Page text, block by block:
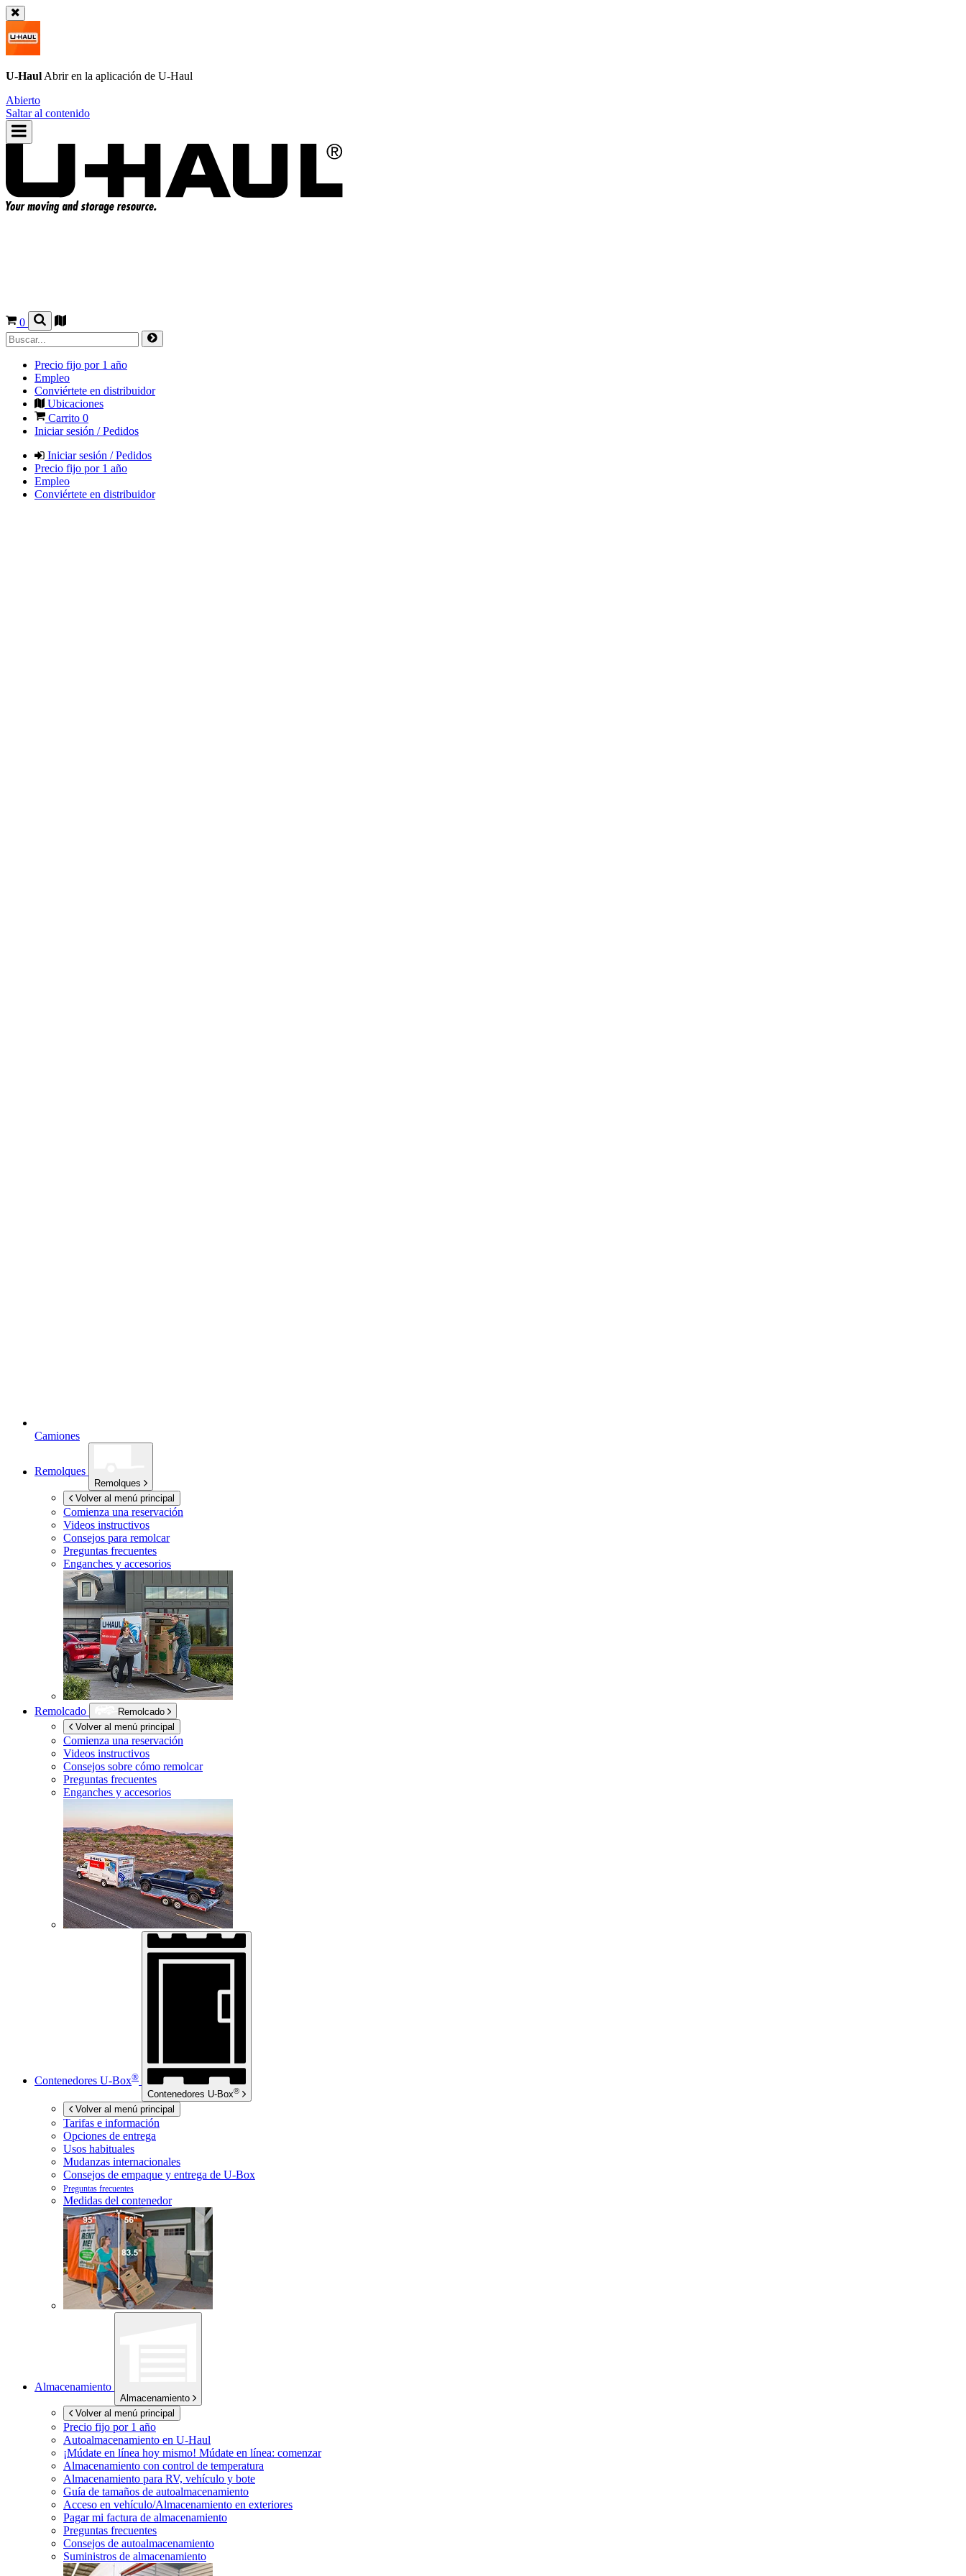
U-Haul Abrir en la aplicación de U-Haul
Abierto
Saltar al contenido
0
Precio fijo por 1 año
Empleo
Conviértete en distribuidor
Ubicaciones
Carrito 0
Iniciar sesión / Pedidos
Iniciar sesión / Pedidos
Precio fijo por 1 año
Empleo
Conviértete en distribuidor
Camiones
Remolques
Remolques
Volver al menú principal
Comienza una reservación
Videos instructivos
Consejos para remolcar
Preguntas frecuentes
Enganches y accesorios
Remolcado
Remolcado
Volver al menú principal
Comienza una reservación
Videos instructivos
Consejos sobre cómo remolcar
Preguntas frecuentes
Enganches y accesorios
Contenedores U-Box®
Contenedores U-Box®
Volver al menú principal
Tarifas e información
Opciones de entrega
Usos habituales
Mudanzas internacionales
Consejos de empaque y entrega de U-Box
Preguntas frecuentes
Medidas del contenedor
Almacenamiento
Almacenamiento
Volver al menú principal
Precio fijo por 1 año
Autoalmacenamiento en U-Haul
¡Múdate en línea hoy mismo! Múdate en línea: comenzar
Almacenamiento con control de temperatura
Almacenamiento para RV, vehículo y bote
Guía de tamaños de autoalmacenamiento
Acceso en vehículo/Almacenamiento en exteriores
Pagar mi factura de almacenamiento
Preguntas frecuentes
Consejos de autoalmacenamiento
Suministros de almacenamiento